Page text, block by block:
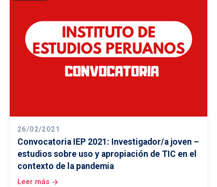
26/02/2021
Convocatoria IEP 2021: Investigador/a joven –
estudios sobre uso y apropiación de TIC en el
contexto de la pandemia
Leer más arrow_forward